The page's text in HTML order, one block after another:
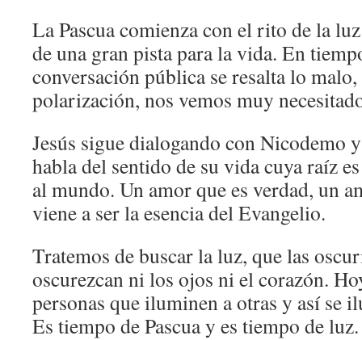
La Pascua comienza con el rito de la
de una gran pista para la vida. En
conversación pública se resalta lo
polarización, nos vemos muy
Jesús sigue dialogando con Nicodemo
habla del sentido de su vida cuya raíz
al mundo. Un amor que es verdad, un
viene a ser la esencia del Evangelio.
Tratemos de buscar la luz, que las
oscurezcan ni los ojos ni el corazón.
personas que iluminen a otras y así se
Es tiempo de Pascua y es tiempo de